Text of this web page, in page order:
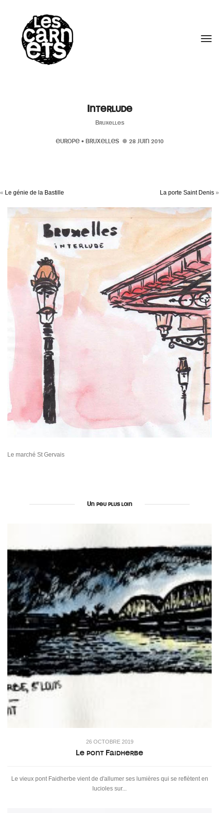
Interlude
Bruxelles
EUROPE• BRUXELLES 28 JUIN 2010
« Le génie de la Bastille La porte Saint Denis »
Le marché St Gervais
Un peu plus loin
26 OCTOBRE 2019
Le pont Faidherbe
Le vieux pont Faidherbe vient de d'allumer ses lumières qui se reflètent en
lucioles sur...